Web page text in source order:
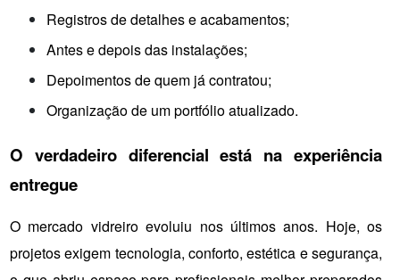
Registros de detalhes e acabamentos;
Antes e depois das instalações;
Depoimentos de quem já contratou;
Organização de um portfólio atualizado.
O verdadeiro diferencial está na experiência
entregue
O mercado vidreiro evoluiu nos últimos anos. Hoje, os
projetos exigem tecnologia, conforto, estética e segurança,